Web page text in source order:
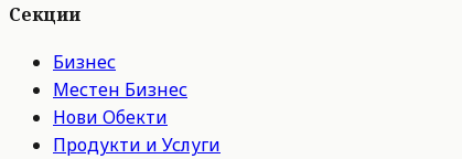
Секции
Бизнес
Местен Бизнес
Нови Обекти
Продукти и Услуги